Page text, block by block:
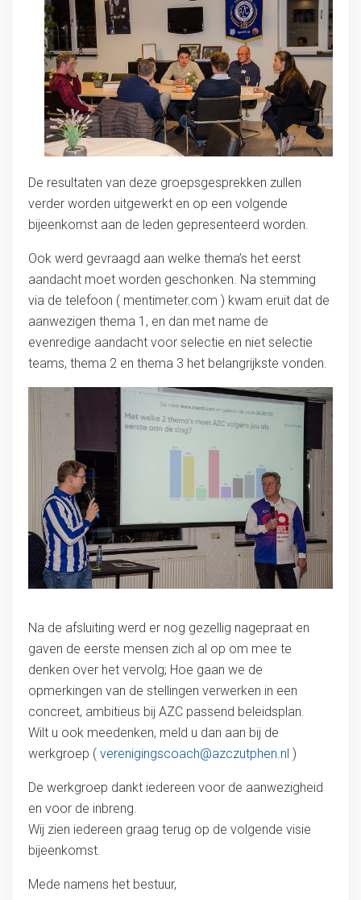
De resultaten van deze groepsgesprekken zullen
verder worden uitgewerkt en op een volgende
bijeenkomst aan de leden gepresenteerd worden.
Ook werd gevraagd aan welke thema’s het eerst
aandacht moet worden geschonken. Na stemming
via de telefoon ( mentimeter.com ) kwam eruit dat de
aanwezigen thema 1, en dan met name de
evenredige aandacht voor selectie en niet selectie
teams, thema 2 en thema 3 het belangrijkste vonden.
Na de afsluiting werd er nog gezellig nagepraat en
gaven de eerste mensen zich al op om mee te
denken over het vervolg; Hoe gaan we de
opmerkingen van de stellingen verwerken in een
concreet, ambitieus bij AZC passend beleidsplan.
Wilt u ook meedenken, meld u dan aan bij de
werkgroep ( verenigingscoach@azczutphen.nl )
De werkgroep dankt iedereen voor de aanwezigheid
en voor de inbreng.
Wij zien iedereen graag terug op de volgende visie
bijeenkomst.
Mede namens het bestuur,